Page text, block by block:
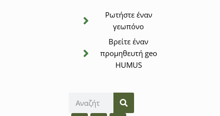
Ρωτήστε έναν
γεωπόνο
Βρείτε έναν
προμηθευτή geo
HUMUS